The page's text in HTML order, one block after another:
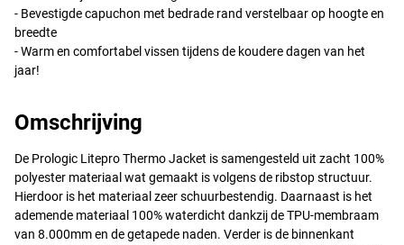
- Bevestigde capuchon met bedrade rand verstelbaar op hoogte en
breedte
- Warm en comfortabel vissen tijdens de koudere dagen van het
jaar!
Omschrijving
De Prologic Litepro Thermo Jacket is samengesteld uit zacht 100%
polyester materiaal wat gemaakt is volgens de ribstop structuur.
Hierdoor is het materiaal zeer schuurbestendig. Daarnaast is het
ademende materiaal 100% waterdicht dankzij deTPU-membraam
van 8.000mm en de getapede naden. Verder is de binnenkant